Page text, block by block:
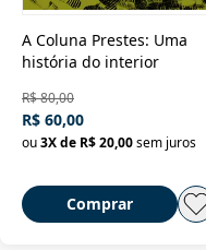
A Coluna Prestes: Uma
história do interior
R$ 80,00
R$ 60,00
ou3X de R$ 20,00sem juros
Comprar